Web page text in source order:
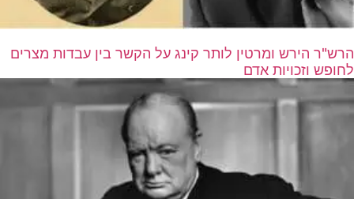
הרש"ר הירש ומרטין לותר קינג על הקשר בין עבדות מצרים
לחופש וזכויות אדם